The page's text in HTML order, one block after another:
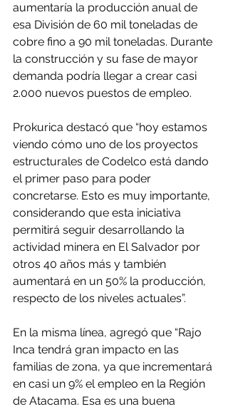
aumentaría la producción anual de
esa División de 60 mil toneladas de
cobre fino a 90 mil toneladas. Durante
la construcción y su fase de mayor
demanda podría llegar a crear casi
2.000 nuevos puestos de empleo.
Prokurica destacó que “hoy estamos
viendo cómo uno de los proyectos
estructurales de Codelco está dando
el primer paso para poder
concretarse. Esto es muy importante,
considerando que esta iniciativa
permitirá seguir desarrollando la
actividad minera en El Salvador por
otros 40 años más y también
aumentará en un 50% la producción,
respecto de los niveles actuales”.
En la misma línea, agregó que “Rajo
Inca tendrá gran impacto en las
familias de zona, ya que incrementará
en casi un 9% el empleo en la Región
de Atacama. Esa es una buena